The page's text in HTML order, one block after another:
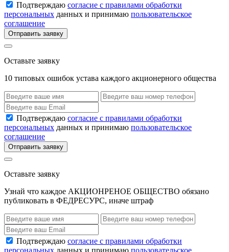
Подтверждаю согласие с правилами обработки
персональных данных и принимаю пользовательское
соглашение
Отправить заявку
Оставьте заявку
10 типовых ошибок устава каждого акционерного общества
Подтверждаю согласие с правилами обработки
персональных данных и принимаю пользовательское
соглашение
Отправить заявку
Оставьте заявку
Узнай что каждое АКЦИОНРЕНОЕ ОБЩЕСТВО обязано
публиковать в ФЕДРЕСУРС, иначе штраф
Подтверждаю согласие с правилами обработки
персональных данных и принимаю пользовательское